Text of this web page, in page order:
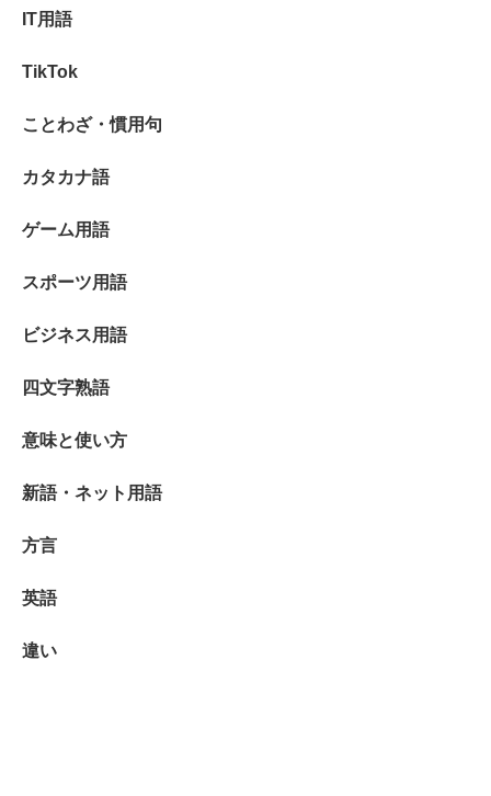
IT用語
TikTok
ことわざ・慣用句
カタカナ語
ゲーム用語
スポーツ用語
ビジネス用語
四文字熟語
意味と使い方
新語・ネット用語
方言
英語
違い